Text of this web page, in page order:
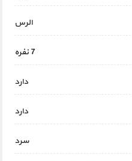
الرس
7 نفره
دارد
دارد
سرد